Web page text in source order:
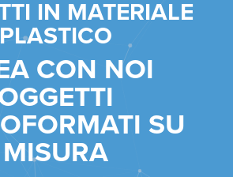
IN MATERIALE
PLASTICO
CON NOI
SU
MISURA